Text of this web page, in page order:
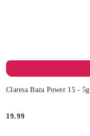
Claresa Baza Power 15 - 5g
Cena:
19.99